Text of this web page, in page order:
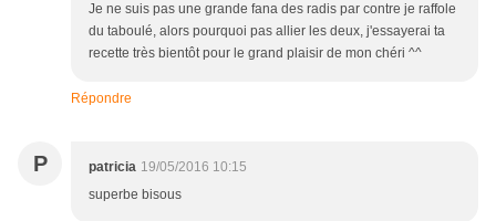
Je ne suis pas une grande fana des radis par contre je raffole
du taboulé, alors pourquoi pas allier les deux, j'essayerai ta
recette très bientôt pour le grand plaisir de mon chéri ^^
Répondre
P patricia 19/05/2016 10:15
superbe bisous